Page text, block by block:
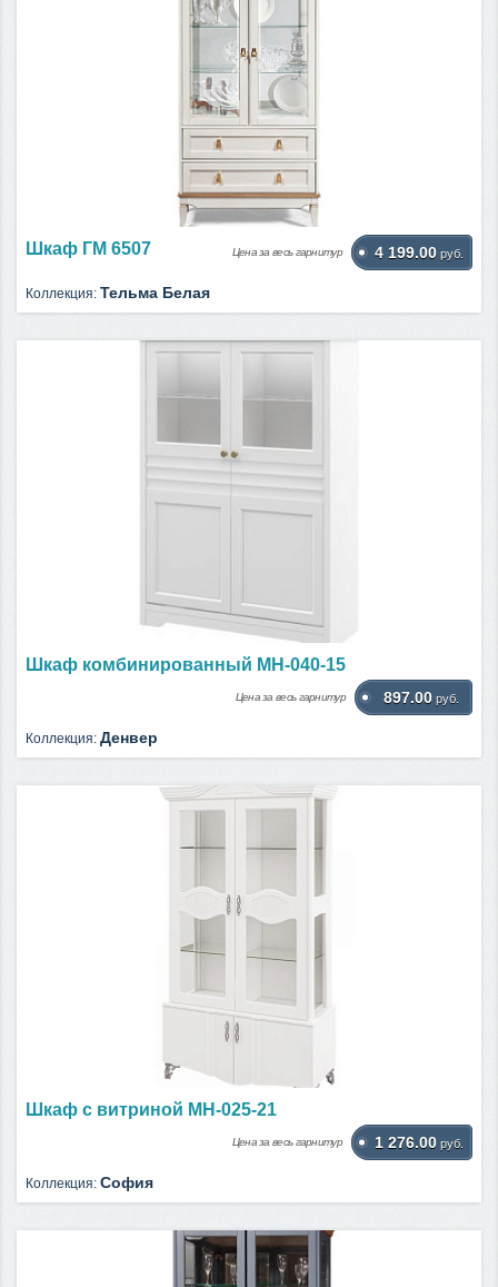
Шкаф ГМ 6507 Цена за весь гарнитур 4 199.00 руб.
Коллекция: Тельма Белая
Шкаф комбинированный МН-040-15
Цена за весь гарнитур 897.00 руб.
Коллекция: Денвер
Шкаф с витриной МН-025-21
Цена за весь гарнитур 1 276.00 руб.
Коллекция: София